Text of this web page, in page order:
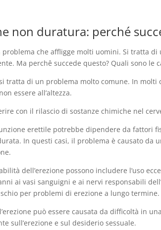
non duratura: perché
problema che affligge molti uomini. Si tratta
Ma perchê succede questo? Quali sono le
tratta di un problema molto comune. In molti
essere all’altezza.
con il rilascio di sostanze chimiche nel
erettile potrebbe dipendere da fattori
In questi casi, il problema è causato da
dell’erezione possono includere l’uso
ai vasi sanguigni e ai nervi responsabili
per problemi di erezione a lungo termine.
può essere causata da difficoltà in
sull’erezione e sul desiderio sessuale.